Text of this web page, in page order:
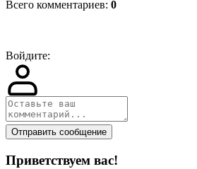
Всего комментариев: 0
Войдите:
Отправить сообщение
Приветствуем вас!